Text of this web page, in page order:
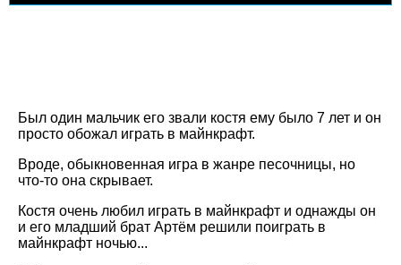
Был один мальчик его звали костя ему было 7 лет и он
просто обожал играть в майнкрафт.
Вроде, обыкновенная игра в жанре песочницы, но
что-то она скрывает.
Костя очень любил играть в майнкрафт и однажды он
и его младший брат Артём решили поиграть в
майнкрафт ночью...